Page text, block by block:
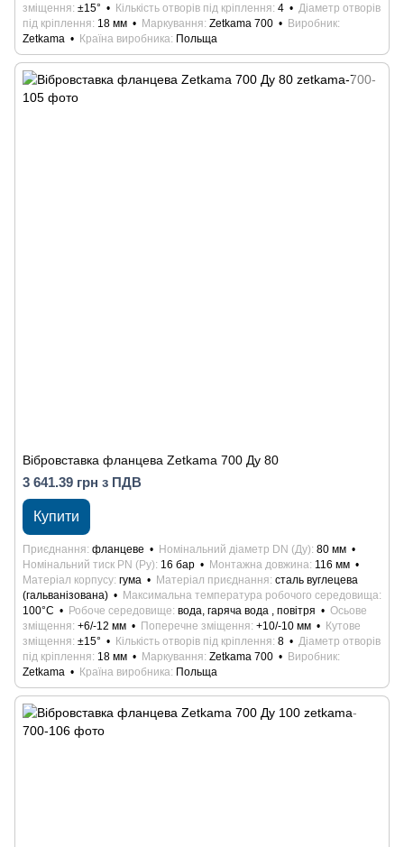
зміщення ±15° Кількість отворів під кріплення 4
Діаметр отворів
під кріплення 18 мм Маркування Zetkama 700
Виробник
Zetkama
Країна виробника Польща
Вібровставка фланцева Zetkama 700 Ду 80
3 641.39 грн з ПДВ
Купити
Приєднання фланцеве Номінальний діаметр DN (Ду) 80 мм
Номінальний тиск PN (Ру) 16 бар Монтажна довжина 116 мм
Матеріал корпусу гума Матеріал приєднання сталь вуглецева
(гальванізована)
Максимальна температура робочого середовища
100°С
Робоче середовище вода, гаряча вода , повітря
Осьове
зміщення +6/-12 мм Поперечне зміщення +10/-10 мм
Кутове
зміщення ±15° Кількість отворів під кріплення 8
Діаметр отворів
під кріплення 18 мм Маркування Zetkama 700
Виробник
Zetkama
Країна виробника Польща